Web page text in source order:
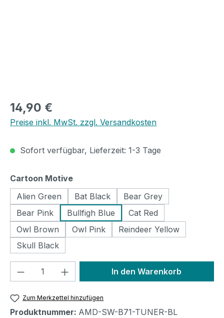
Regulärer Preis:
14,90 €
Preise inkl. MwSt. zzgl. Versandkosten
Sofort verfügbar, Lieferzeit: 1-3 Tage
Cartoon Motiveauswählen
Alien Green
Bat Black
Bear Grey
Bear Pink
Bullfigh Blue
Cat Red
Owl Brown
Owl Pink
Reindeer Yellow
Skull Black
Produkt Anzahl: Gib denIn den Warenkorb
Zum Merkzettel hinzufügen
Produktnummer: AMD-SW-B71-TUNER-BL